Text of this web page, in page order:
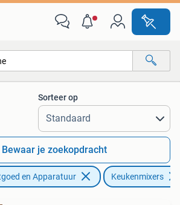
Alle afstanden…
Sorteer op
Bewaar je zoekopdracht
en Apparatuur Keukenmixers